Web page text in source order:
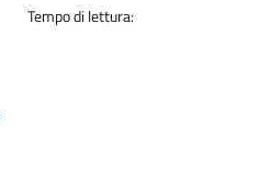
Tempo di lettura: